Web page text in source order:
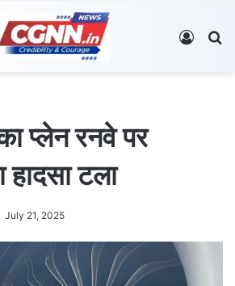
Log In
प्लेन रनवे पर
टला
July 21, 2025